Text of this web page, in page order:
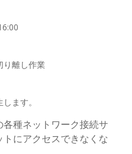
り離し作業
ます。
種ネットワーク接続サ
にアクセスできなくな